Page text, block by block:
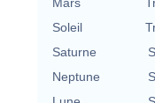
Soleil
Saturne
Neptune